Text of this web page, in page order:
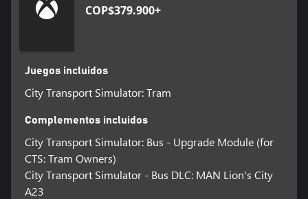
COP$379.900+
Juegos incluidos
City Transport Simulator: Tram
Complementos incluidos
City Transport Simulator: Bus - Upgrade Module (for
CTS: Tram Owners)
City Transport Simulator - Bus DLC: MAN Lion's City
A23